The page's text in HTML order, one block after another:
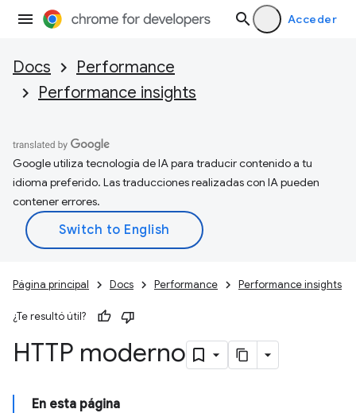
Acceder
Docs
Performance
Performance insights
Google utiliza tecnología de IA para traducir contenido a tu
idioma preferido. Las traducciones realizadas con IA pueden
contener errores.
Página principal Docs Performance Performance insights
¿Te resultó útil?
HTTP moderno
En esta página